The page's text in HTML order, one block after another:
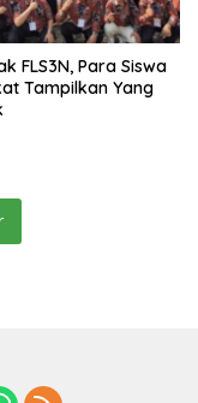
FLS3N, Para Siswa
Tampilkan Yang